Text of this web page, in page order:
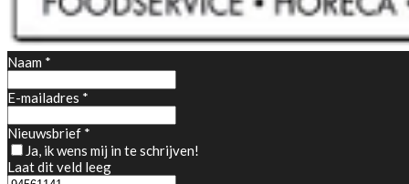
Naam *
E-mailadres *
Nieuwsbrief *
Ja, ik wens mij in te schrijven!
Laat dit veld leeg